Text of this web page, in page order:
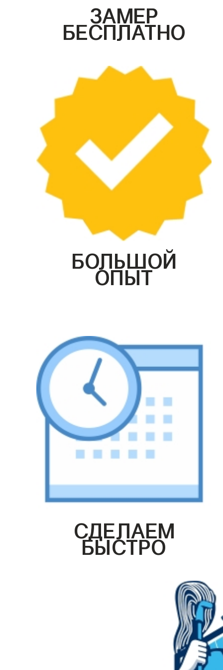
ЗАМЕР
БЕСПЛАТНО
БОЛЬШОЙ
ОПЫТ
СДЕЛАЕМ
БЫСТРО